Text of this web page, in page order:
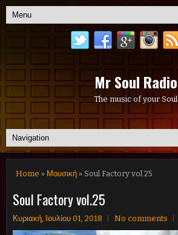
Mr Soul Radio
The music of your Soul
Home » Μουσική » Soul Factory vol.25
Soul Factory vol.25
Κυριακή, Ιουλίου 01, 2018 No comments